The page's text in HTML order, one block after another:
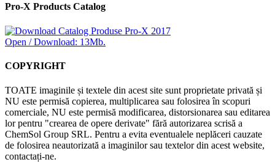
Pro-X Products Catalog
Open / Download: 13Mb.
COPYRIGHT
TOATE imaginile și textele din acest site sunt proprietate privată și
NU este permisă copierea, multiplicarea sau folosirea în scopuri
comerciale, NU este permisă modificarea, distorsionarea sau editarea
lor pentru "crearea de opere derivate" fără autorizarea scrisă a
ChemSol Group SRL. Pentru a evita eventualele neplăceri cauzate
de folosirea neautorizată a imaginilor sau textelor din acest website,
contactați-ne.